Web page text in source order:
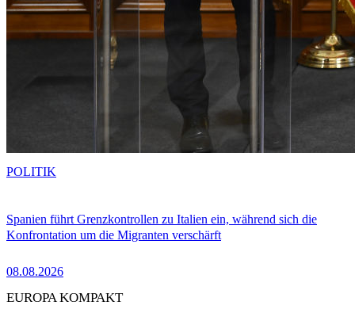
Spanien führt Grenzkontrollen zu Italien ein, während sich die
Konfrontation um die Migranten verschärft
08.08.2026
POLITIK
EUROPA KOMPAKT